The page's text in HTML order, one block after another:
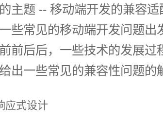
主题 -- 移动端开发的兼容
些常见的移动端开发问题出
前后后，一些技术的发展过
出一些常见的兼容性问题的
应式设计